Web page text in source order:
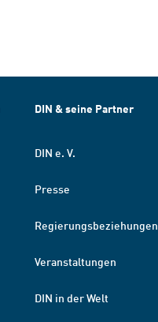
DIN & seine Partner
DIN e. V.
Presse
Regierungsbeziehungen
Veranstaltungen
DIN in der Welt